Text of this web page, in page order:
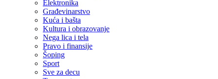
Elektronika
Građevinarstvo
Kuća i bašta
Kultura i obrazovanje
Nega lica i tela
Pravo i finansije
Šoping
Sport
Sve za decu